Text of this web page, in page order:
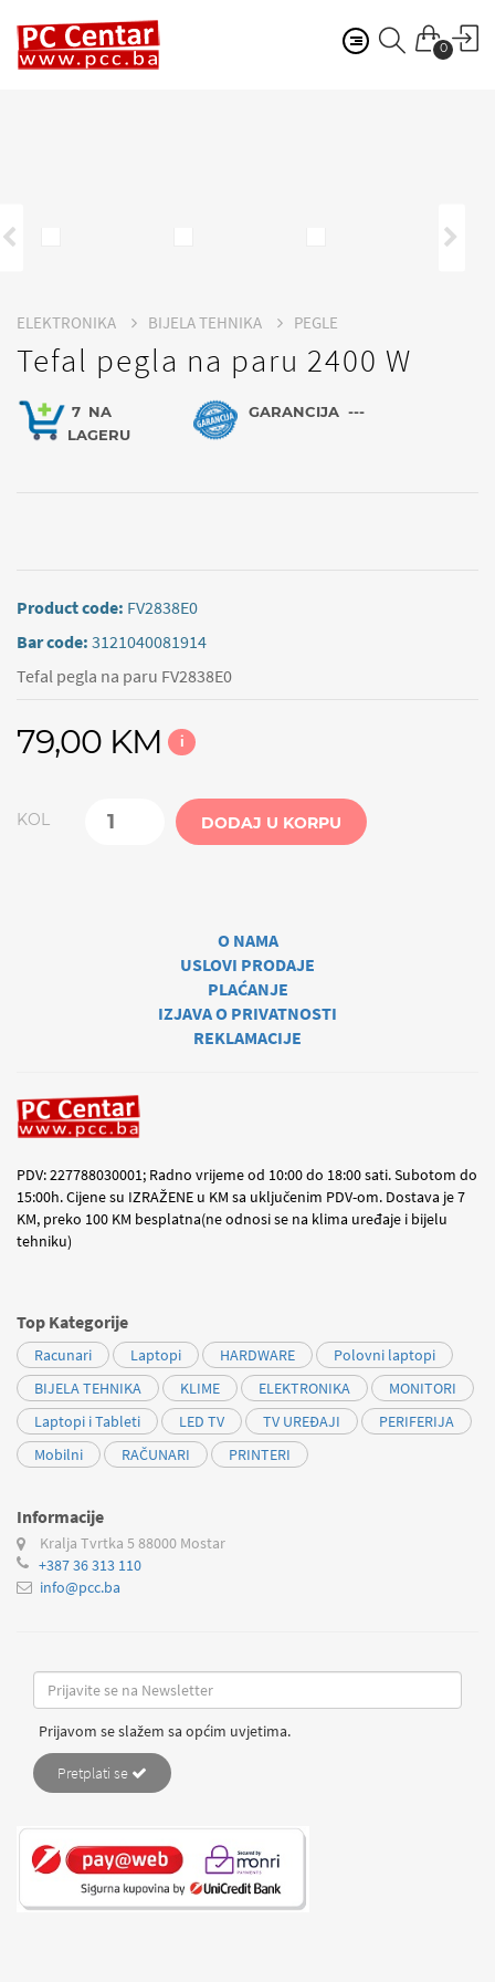
0
ELEKTRONIKA BIJELA TEHNIKA PEGLE
Tefal pegla na paru 2400 W
7 NA
LAGERU
GARANCIJA ---
Product code: FV2838E0
Bar code: 3121040081914
Tefal pegla na paru FV2838E0
79,00 KM i
KOL DODAJ U KORPU
O NAMA
USLOVI PRODAJE
PLAĆANJE
IZJAVA O PRIVATNOSTI
REKLAMACIJE
PDV: 227788030001; Radno vrijeme od 10:00 do 18:00 sati. Subotom do
15:00h. Cijene su IZRAŽENE u KM sa uključenim PDV-om. Dostava je 7
KM, preko 100 KM besplatna(ne odnosi se na klima uređaje i bijelu
tehniku)
Top Kategorije
Racunari Laptopi HARDWARE
Polovni laptopi
BIJELA TEHNIKA
KLIME ELEKTRONIKA
MONITORI
Laptopi i Tableti
LED TV TV UREĐAJI
PERIFERIJA
Mobilni
RAČUNARI PRINTERI
Informacije
Kralja Tvrtka 5 88000 Mostar
+387 36 313 110
info@pcc.ba
Prijavom se slažem sa općim uvjetima.
Pretplati se